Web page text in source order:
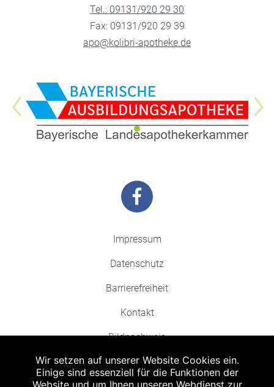
Tel.: 09131/920 29 30
Fax: 09131/920 29 39
apo@kolibri-apotheke.de
Impressum
Datenschutz
Barrierefreiheit
Kontakt
Bildnachweis
Wir setzen auf unserer Website Cookies ein.
Einige sind essenziell für die Funktionen der
Website und um Ihnen unseren Webdienst zur